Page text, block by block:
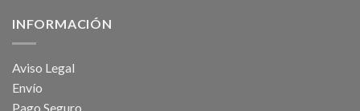
INFORMACIÓN
Aviso Legal
Envío
Pago Seguro